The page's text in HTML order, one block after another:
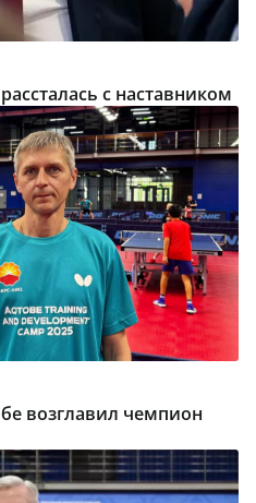
с наставником
возглавил чемпион